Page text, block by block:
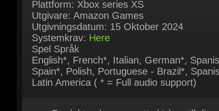
Systemkrav:Here
Spel Språk
English*, French*, Italian, German*,
Spain*, Polish, Portuguese - Brazil*,
Latin America ( * = Full audio support)
Produkten kommer att skickas till din e-